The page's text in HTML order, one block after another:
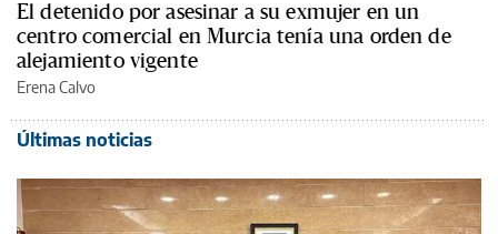
El detenido por asesinar a su exmujer en un
centro comercial en Murcia tenía una orden de
alejamiento vigente
Erena Calvo
Últimas noticias